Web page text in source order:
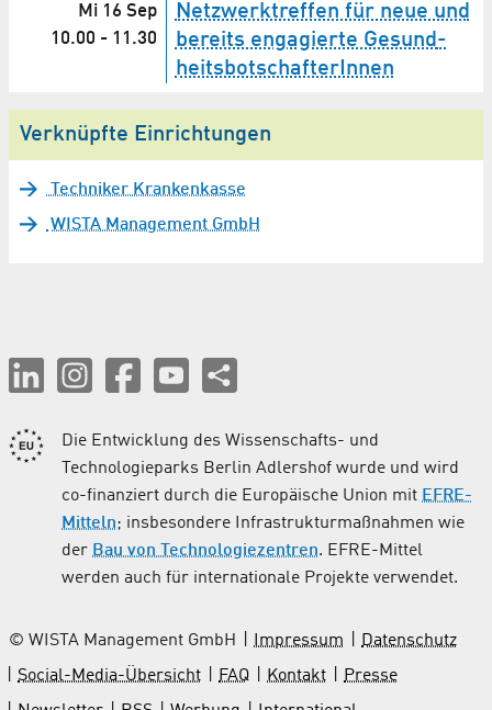
Mi 16 Sep
10.00 - 11.30
Netzwerktreffen für neue und
bereits engagierte Gesund­
heits­botschafterInnen
Verknüpfte Einrichtungen
Techniker Krankenkasse
WISTA Management GmbH
Die Entwicklung des Wissenschafts- und
Technologieparks Berlin Adlershof wurde und wird
co-finanziert durch die Europäische Union mit EFRE-
Mitteln; insbesondere Infrastrukturmaßnahmen wie
der Bau von Technologiezentren. EFRE-Mittel
werden auch für internationale Projekte verwendet.
© WISTA Management GmbH Impressum
Datenschutz
Social-Media-Übersicht
FAQ Kontakt
Presse